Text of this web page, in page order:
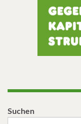
Suchen